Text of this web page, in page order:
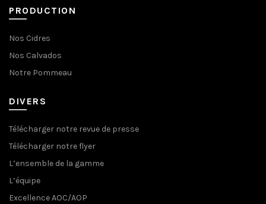
PRODUCTION
Nos Cidres
Nos Calvados
Notre Pommeau
DIVERS
Télécharger notre revue de presse
Télécharger notre flyer
L’ensemble de la gamme
L’équipe
Excellence AOC/AOP